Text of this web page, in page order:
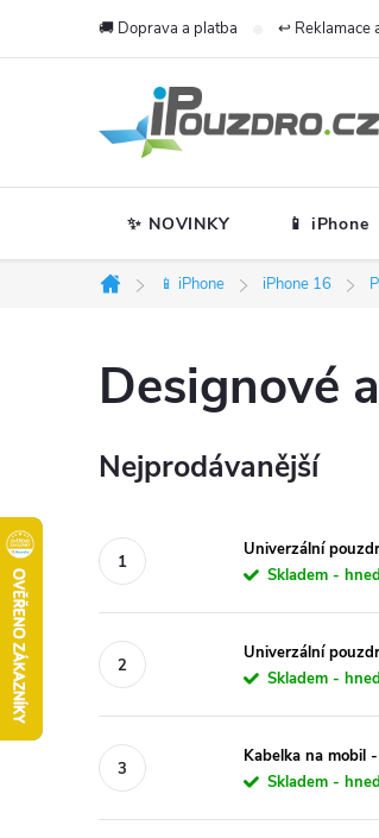
🚚 Doprava a platba ↩️ Reklamace
✨ NOVINKY 📱 iPhone
Domů
📱 iPhone iPhone 16
Designové
Nejprodávanější
Univerzální
Skladem -
Univerzální
Skladem -
Kabelka na mobil
Skladem -